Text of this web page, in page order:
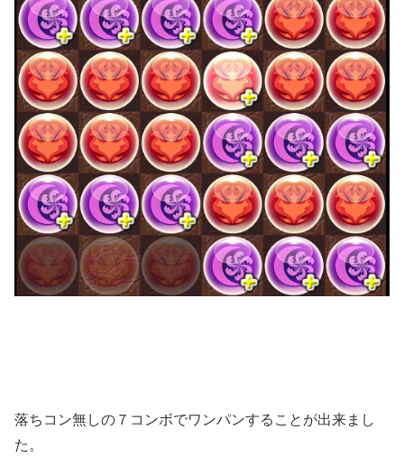
落ちコン無しの７コンボでワンパンすることが出来まし
た。